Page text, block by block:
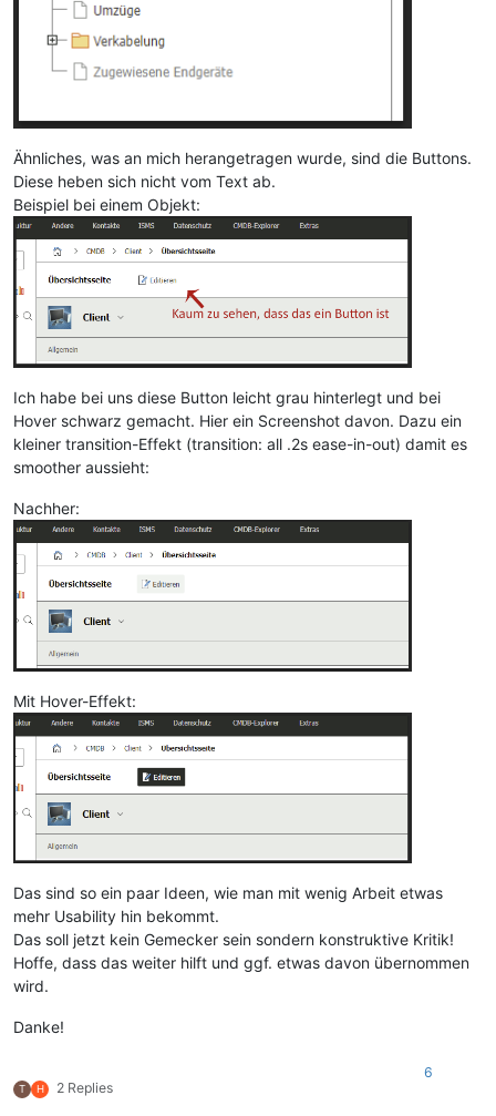
Ähnliches, was an mich herangetragen wurde, sind die Buttons.
Diese heben sich nicht vom Text ab.
Beispiel bei einem Objekt:
Ich habe bei uns diese Button leicht grau hinterlegt und bei
Hover schwarz gemacht. Hier ein Screenshot davon. Dazu ein
kleiner transition-Effekt (transition: all .2s ease-in-out) damit es
smoother aussieht:
Nachher:
Mit Hover-Effekt:
Das sind so ein paar Ideen, wie man mit wenig Arbeit etwas
mehr Usability hin bekommt.
Das soll jetzt kein Gemecker sein sondern konstruktive Kritik!
Hoffe, dass das weiter hilft und ggf. etwas davon übernommen
wird.
Danke!
T H 2 Replies
6